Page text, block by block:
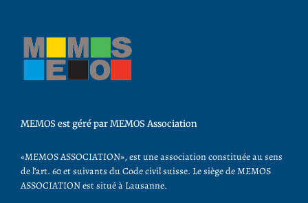
MEMOS est géré par MEMOS Association
«MEMOS ASSOCIATION», est une association constituée au sens
de l’art. 60 et suivants du Code civil suisse. Le siège de MEMOS
ASSOCIATION est situé à Lausanne.